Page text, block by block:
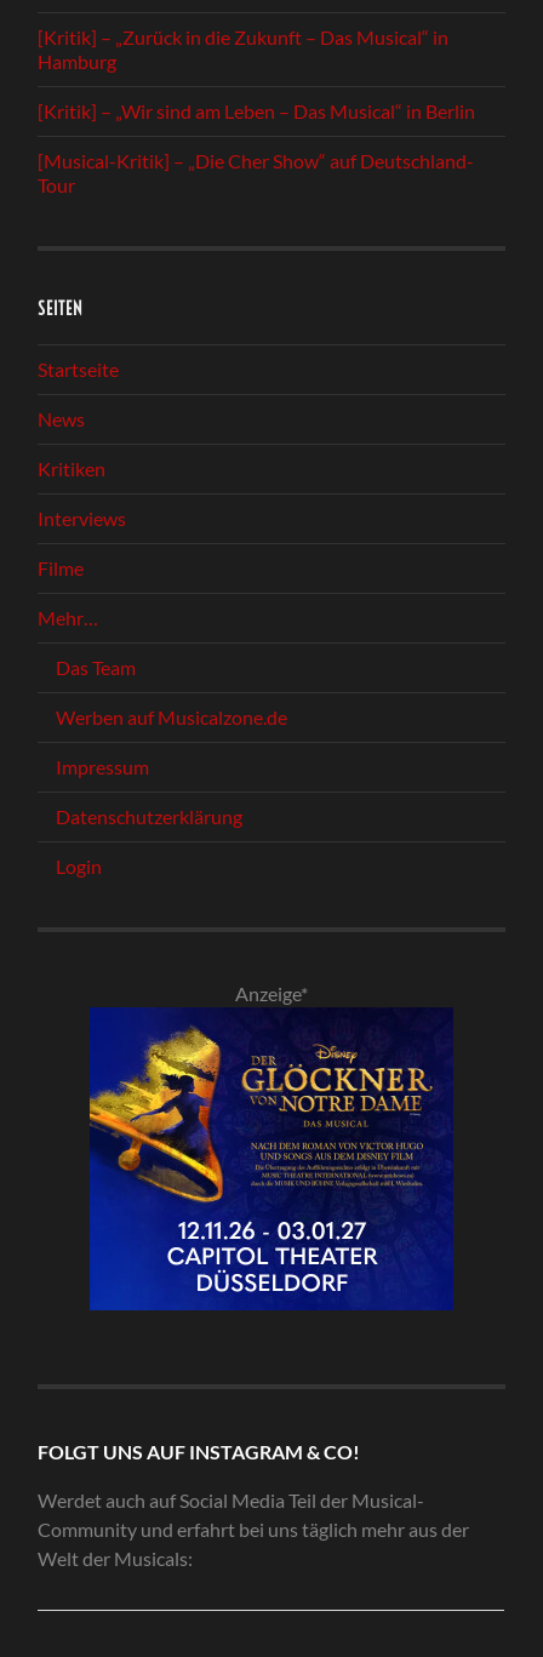
[Kritik] – „Zurück in die Zukunft – Das Musical“ in
Hamburg
[Kritik] – „Wir sind am Leben – Das Musical“ in Berlin
[Musical-Kritik] – „Die Cher Show“ auf Deutschland-
Tour
SEITEN
Startseite
News
Kritiken
Interviews
Filme
Mehr…
Das Team
Werben auf Musicalzone.de
Impressum
Datenschutzerklärung
Login
Anzeige*
FOLGT UNS AUF INSTAGRAM & CO!
Werdet auch auf Social Media Teil der Musical-
Community und erfahrt bei uns täglich mehr aus der
Welt der Musicals: